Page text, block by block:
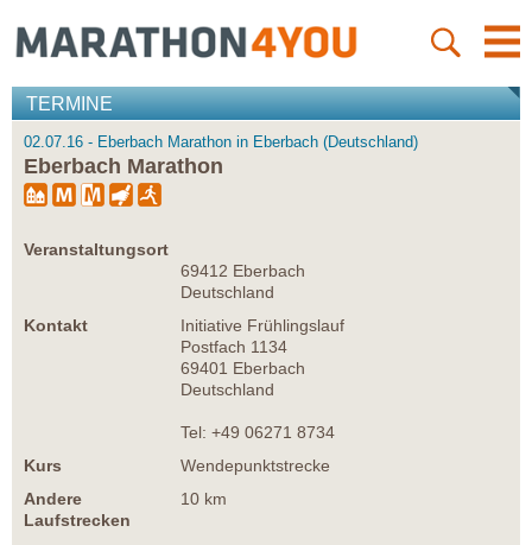
TERMINE
02.07.16 - Eberbach Marathon in Eberbach (Deutschland)
Eberbach Marathon
Veranstaltungsort
69412 Eberbach
Deutschland
Kontakt
Initiative Frühlingslauf
Postfach 1134
69401 Eberbach
Deutschland
Tel: +49 06271 8734
Kurs
Wendepunktstrecke
Andere
Laufstrecken
10 km